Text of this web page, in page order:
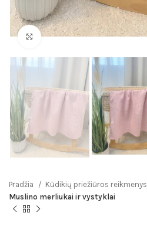
Click to enlarge
Pradžia
Kūdikių priežiūros reikmenys
Muslino merliukai ir vystyklai